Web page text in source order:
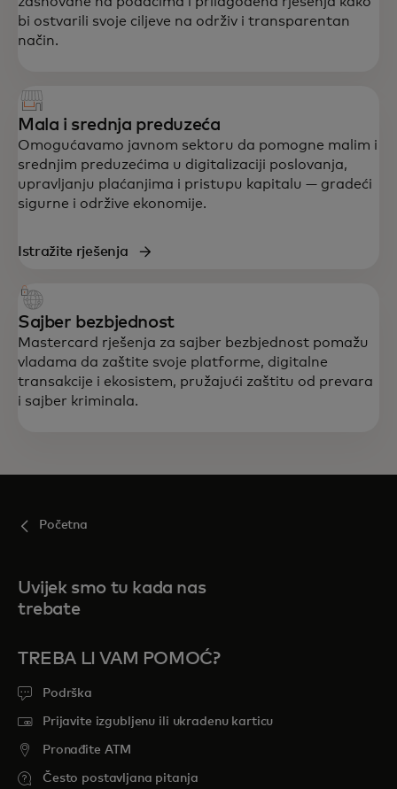
bi ostvarili svoje ciljeve na održiv i transparentan
način.
Mala i srednja preduzeća
Omogućavamo javnom sektoru da pomogne malim i
srednjim preduzećima u digitalizaciji poslovanja,
upravljanju plaćanjima i pristupu kapitalu — gradeći
sigurne i održive ekonomije.
Istražite rješenja
Sajber bezbjednost
Mastercard rješenja za sajber bezbjednost pomažu
vladama da zaštite svoje platforme, digitalne
transakcije i ekosistem, pružajući zaštitu od prevara
i sajber kriminala.
Početna
Uvijek smo tu kada nas
trebate
TREBA LI VAM POMOĆ?
Podrška
Prijavite izgubljenu ili ukradenu karticu
Pronađite ATM
Često postavljana pitanja